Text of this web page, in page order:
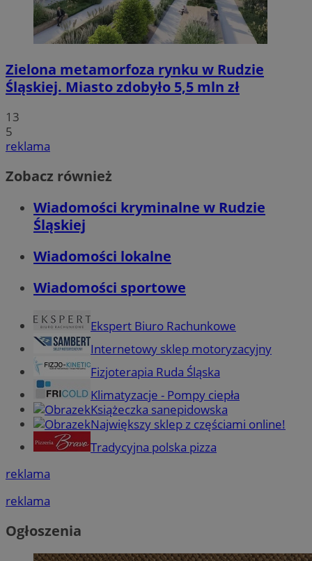
Zielona metamorfoza rynku w Rudzie
Śląskiej. Miasto zdobyło 5,5 mln zł
13
5
reklama
Zobacz również
Wiadomości kryminalne w Rudzie
Śląskiej
Wiadomości lokalne
Wiadomości sportowe
Ekspert Biuro Rachunkowe
Internetowy sklep motoryzacyjny
Fizjoterapia Ruda Śląska
Klimatyzacje - Pompy ciepła
Książeczka sanepidowska
Największy sklep z częściami online!
Tradycyjna polska pizza
reklama
reklama
Ogłoszenia